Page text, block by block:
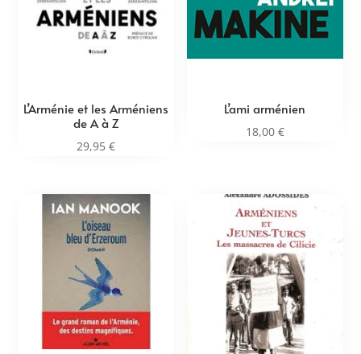
L’Arménie et les Arméniens
de A à Z
29,95€
L’ami arménien
18,00 €